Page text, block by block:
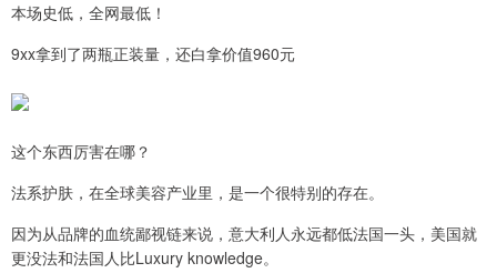
本场史低，全网最低！
9xx拿到了两瓶正装量，还白拿价值960元
这个东西厉害在哪？
法系护肤，在全球美容产业里，是一个很特别的存在。
因为从品牌的血统鄙视链来说，意大利人永远都低法国一头，美国就
更没法和法国人比Luxury knowledge。